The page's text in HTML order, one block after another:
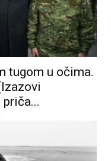
tugom u očima.